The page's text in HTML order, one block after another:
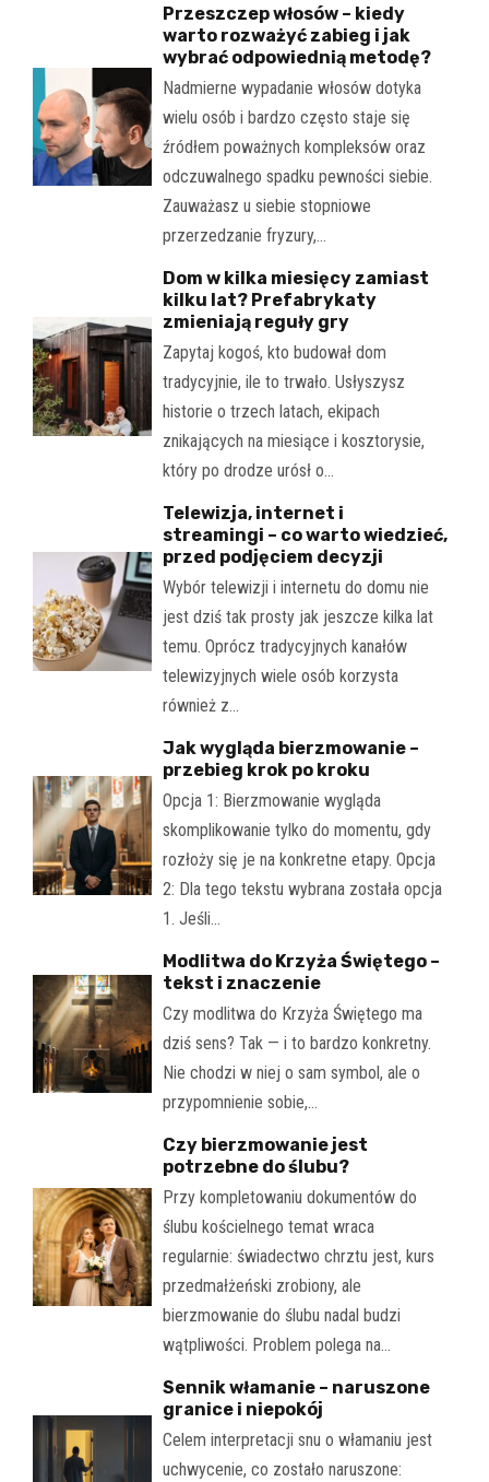
Przeszczep włosów – kiedy
warto rozważyć zabieg i jak
wybrać odpowiednią metodę?
Nadmierne wypadanie włosów dotyka
wielu osób i bardzo często staje się
źródłem poważnych kompleksów oraz
odczuwalnego spadku pewności siebie.
Zauważasz u siebie stopniowe
przerzedzanie fryzury,…
Dom w kilka miesięcy zamiast
kilku lat? Prefabrykaty
zmieniają reguły gry
Zapytaj kogoś, kto budował dom
tradycyjnie, ile to trwało. Usłyszysz
historie o trzech latach, ekipach
znikających na miesiące i kosztorysie,
który po drodze urósł o…
Telewizja, internet i
streamingi – co warto wiedzieć,
przed podjęciem decyzji
Wybór telewizji i internetu do domu nie
jest dziś tak prosty jak jeszcze kilka lat
temu. Oprócz tradycyjnych kanałów
telewizyjnych wiele osób korzysta
również z…
Jak wygląda bierzmowanie –
przebieg krok po kroku
Opcja 1: Bierzmowanie wygląda
skomplikowanie tylko do momentu, gdy
rozłoży się je na konkretne etapy. Opcja
2: Dla tego tekstu wybrana została opcja
1. Jeśli…
Modlitwa do Krzyża Świętego –
tekst i znaczenie
Czy modlitwa do Krzyża Świętego ma
dziś sens? Tak — i to bardzo konkretny.
Nie chodzi w niej o sam symbol, ale o
przypomnienie sobie,…
Czy bierzmowanie jest
potrzebne do ślubu?
Przy kompletowaniu dokumentów do
ślubu kościelnego temat wraca
regularnie: świadectwo chrztu jest, kurs
przedmałżeński zrobiony, ale
bierzmowanie do ślubu nadal budzi
wątpliwości. Problem polega na…
Sennik włamanie – naruszone
granice i niepokój
Celem interpretacji snu o włamaniu jest
uchwycenie, co zostało naruszone: